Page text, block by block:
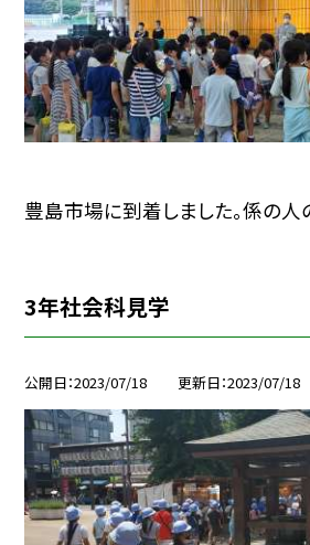
豊島市場に到着しました。係の人
3年社会科見学
公開日 2023/07/18 更新日 2023/07/18